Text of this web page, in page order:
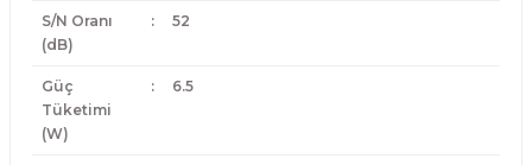
S/N Oranı
(dB)
: 52
Güç
Tüketimi
(W)
: 6.5